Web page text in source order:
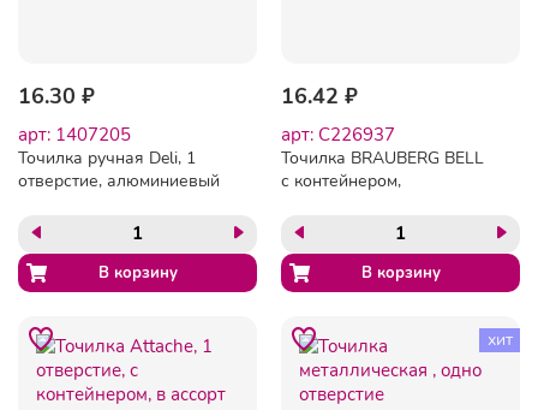
16.30 ₽
арт: 1407205
Точилка ручная Deli, 1
отверстие, алюминиевый
16.42 ₽
арт: C226937
Точилка BRAUBERG BELL
с контейнером,
конусообразная, цвет
корпуса ассорти, 226937
хит